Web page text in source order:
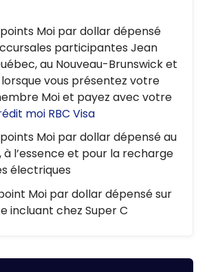
Moi par dollar dépensé
participantes Jean
au Nouveau-Brunswick et
vous présentez votre
Moi et payez avec votre
moi RBC Visa
Moi par dollar dépensé au
l’essence et pour la recharge
électriques
Moi par dollar dépensé sur
incluant chez Super C